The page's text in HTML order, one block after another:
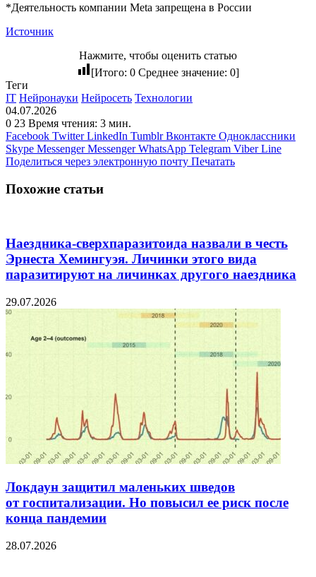
*Деятельность компании Meta запрещена в России
Источник
Нажмите, чтобы оценить статью
[Итого: 0 Среднее значение: 0]
Теги
IT Нейронауки Нейросеть Технологии
04.07.2026
0 23 Время чтения: 3 мин.
Facebook Twitter LinkedIn Tumblr Вконтакте Одноклассники
Skype Messenger Messenger WhatsApp Telegram Viber Line
Поделиться через электронную почту Печатать
Похожие статьи
Наездника-сверхпаразитоида назвали в честь
Эрнеста Хемингуэя. Личинки этого вида
паразитируют на личинках другого наездника
29.07.2026
Локдаун защитил маленьких шведов
от госпитализации. Но повысил ее риск после
конца пандемии
28.07.2026